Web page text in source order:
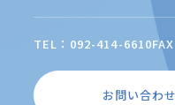
TEL：092-414-6610
お問い合わ